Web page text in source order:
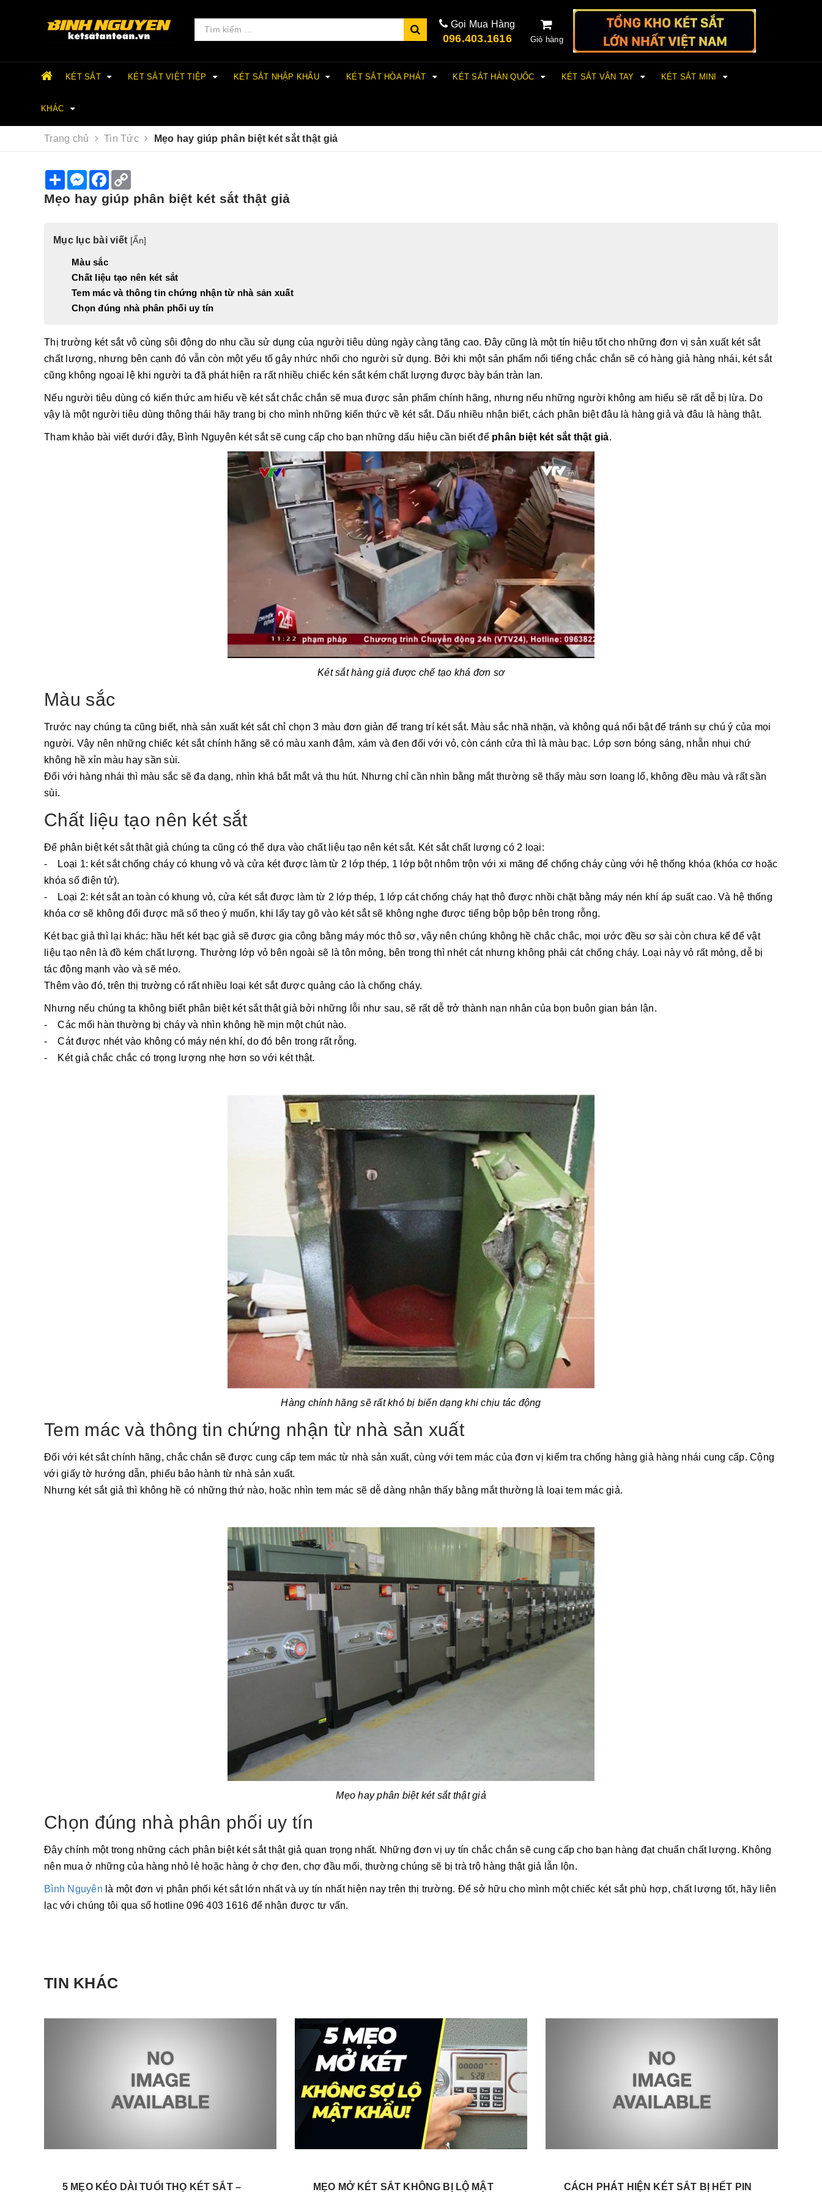
Gọi Mua Hàng
096.403.1616 Giỏ hàng
KÉT SẮT KÉT SẮT VIỆT TIỆP KÉT SẮT NHẬP KHẨU KÉT SẮT HÒA PHÁT KÉT SẮT HÀN QUỐC KÉT SẮT VÂN TAY KÉT SẮT MINI
KHÁC
Trang chủ Tin Tức Mẹo hay giúp phân biệt két sắt thật giả
S
h
a
r
M
e
s
s
e
F
a
c
e
k
p
y
n
k
Mẹo hay giúp phân biệt két sắt thật giả
Mục lục bài viết [Ẩn]
Màu sắc
Chất liệu tạo nên két sắt
Tem mác và thông tin chứng nhận từ nhà sản xuất
Chọn đúng nhà phân phối uy tín
Thị trường két sắt vô cùng sôi động do nhu cầu sử dụng của người tiêu dùng ngày càng tăng cao. Đây cũng là một tín hiệu tốt cho những đơn vị sản xuất két sắt
chất lượng, nhưng bên cạnh đó vẫn còn một yếu tố gây nhức nhối cho người sử dụng. Bởi khi một sản phẩm nổi tiếng chắc chắn sẽ có hàng giả hàng nhái, két sắt
cũng không ngoại lệ khi người ta đã phát hiện ra rất nhiều chiếc kén sắt kém chất lượng được bày bán tràn lan.
Nếu người tiêu dùng có kiến thức am hiểu về két sắt chắc chắn sẽ mua được sản phẩm chính hãng, nhưng nếu những người không am hiểu sẽ rất dễ bị lừa. Do
vậy là một người tiêu dùng thông thái hãy trang bị cho mình những kiến thức về két sắt. Dấu nhiều nhận biết, cách phân biệt đâu là hàng giả và đâu là hàng thật.
Tham khảo bài viết dưới đây, Bình Nguyên két sắt sẽ cung cấp cho bạn những dấu hiệu cần biết để phân biệt két sắt thật giả.
Két sắt hàng giả được chế tạo khá đơn sơ
Màu sắc
Trước nay chúng ta cũng biết, nhà sản xuất két sắt chỉ chọn 3 màu đơn giản để trang trí két sắt. Màu sắc nhã nhặn, và không quá nổi bật để tránh sự chú ý của mọi
người. Vậy nên những chiếc két sắt chính hãng sẽ có màu xanh đậm, xám và đen đối với vỏ, còn cánh cửa thì là màu bạc. Lớp sơn bóng sáng, nhẵn nhụi chứ
không hề xỉn màu hay sần sùi.
Đối với hàng nhái thì màu sắc sẽ đa dạng, nhìn khá bắt mắt và thu hút. Nhưng chỉ cần nhìn bằng mắt thường sẽ thấy màu sơn loang lổ, không đều màu và rất sần
sùi.
Chất liệu tạo nên két sắt
Để phân biệt két sắt thật giả chúng ta cũng có thể dựa vào chất liệu tạo nên két sắt. Két sắt chất lượng có 2 loại:
- Loại 1: két sắt chống cháy có khung vỏ và cửa két được làm từ 2 lớp thép, 1 lớp bột nhôm trộn với xi măng để chống cháy cùng với hệ thống khóa (khóa cơ hoặc
khóa số điện tử).
- Loại 2: két sắt an toàn có khung vỏ, cửa két sắt được làm từ 2 lớp thép, 1 lớp cát chống cháy hạt thô được nhồi chặt bằng máy nén khí áp suất cao. Và hệ thống
khóa cơ sẽ không đổi được mã số theo ý muốn, khi lấy tay gõ vào két sắt sẽ không nghe được tiếng bộp bộp bên trong rỗng.
Két bạc giả thì lại khác: hầu hết két bạc giả sẽ được gia công bằng máy móc thô sơ, vậy nên chúng không hề chắc chắc, mọi ước đều sơ sài còn chưa kể để vật
liệu tạo nên là đồ kém chất lượng. Thường lớp vỏ bên ngoài sẽ là tôn mỏng, bên trong thì nhét cát nhưng không phải cát chống cháy. Loại này vỏ rất mỏng, dễ bị
tác động mạnh vào và sẽ méo.
Thêm vào đó, trên thị trường có rất nhiều loại két sắt được quảng cáo là chống cháy.
Nhưng nếu chúng ta không biết phân biệt két sắt thật giả bởi những lỗi như sau, sẽ rất dễ trở thành nạn nhân của bọn buôn gian bán lận.
- Các mối hàn thường bị cháy và nhìn không hề mịn một chút nào.
- Cát được nhét vào không có máy nén khí, do đó bên trong rất rỗng.
- Két giả chắc chắc có trọng lượng nhẹ hơn so với két thật.
Hàng chính hãng sẽ rất khó bị biến dạng khi chịu tác động
Tem mác và thông tin chứng nhận từ nhà sản xuất
Đối với két sắt chính hãng, chắc chắn sẽ được cung cấp tem mác từ nhà sản xuất, cùng với tem mác của đơn vị kiểm tra chống hàng giả hàng nhái cung cấp. Cộng
với giấy tờ hướng dẫn, phiếu bảo hành từ nhà sản xuất.
Nhưng két sắt giả thì không hề có những thứ nào, hoặc nhìn tem mác sẽ dễ dàng nhận thấy bằng mắt thường là loại tem mác giả.
Mẹo hay phân biệt két sắt thật giả
Chọn đúng nhà phân phối uy tín
Đây chính một trong những cách phân biệt két sắt thật giả quan trọng nhất. Những đơn vị uy tín chắc chắn sẽ cung cấp cho bạn hàng đạt chuẩn chất lượng. Không
nên mua ở những của hàng nhỏ lẻ hoặc hàng ở chợ đen, chợ đầu mối, thường chúng sẽ bị trà trộ hàng thật giả lẫn lộn.
Bình Nguyên là một đơn vị phân phối két sắt lớn nhất và uy tín nhất hiện nay trên thị trường. Để sở hữu cho mình một chiếc két sắt phù hợp, chất lượng tốt, hãy liên
lạc với chúng tôi qua số hotline 096 403 1616 để nhận được tư vấn.
TIN KHÁC
5 MẸO KÉO DÀI TUỔI THỌ KÉT SẮT – MẸO MỞ KÉT SẮT KHÔNG BỊ LỘ MẬT CÁCH PHÁT HIỆN KÉT SẮT BỊ HẾT PIN